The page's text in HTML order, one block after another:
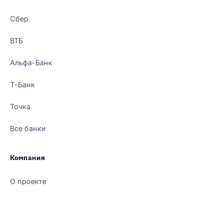
Сбер
ВТБ
Альфа-Банк
Т-Банк
Точка
Все банки
Компания
О проекте